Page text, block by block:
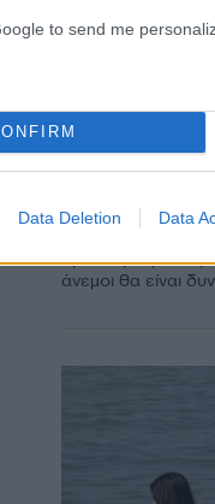
to send me
Data Deletion Data
Καιρός
Ο καιρός σήμερα
αρκετές περιοχές
άνεμοι θα είναι